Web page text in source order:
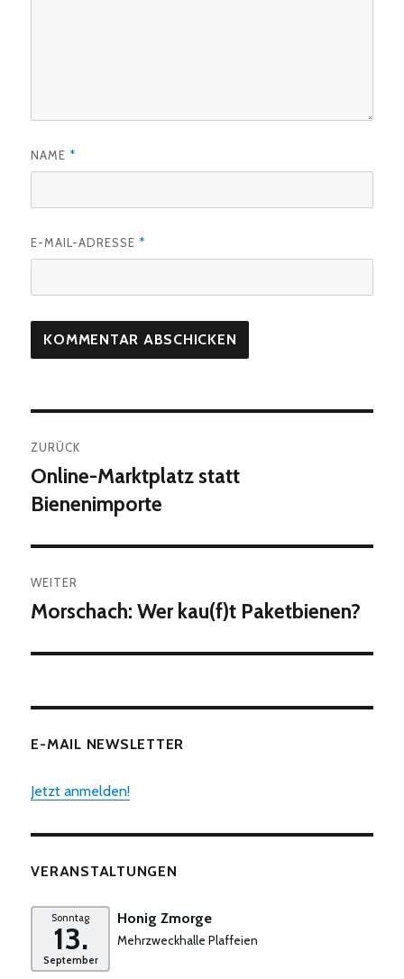
NAME *
E-MAIL-ADRESSE *
ZURÜCK
Vorheriger
Beitrag:
Online-Marktplatz statt
Bienenimporte
WEITER
Nächster
Morschach: Wer kau(f)t Paketbienen?
E-MAIL NEWSLETTER
Jetzt anmelden!
VERANSTALTUNGEN
Sonntag
13.
September
Honig Zmorge
Mehrzweckhalle Plaffeien